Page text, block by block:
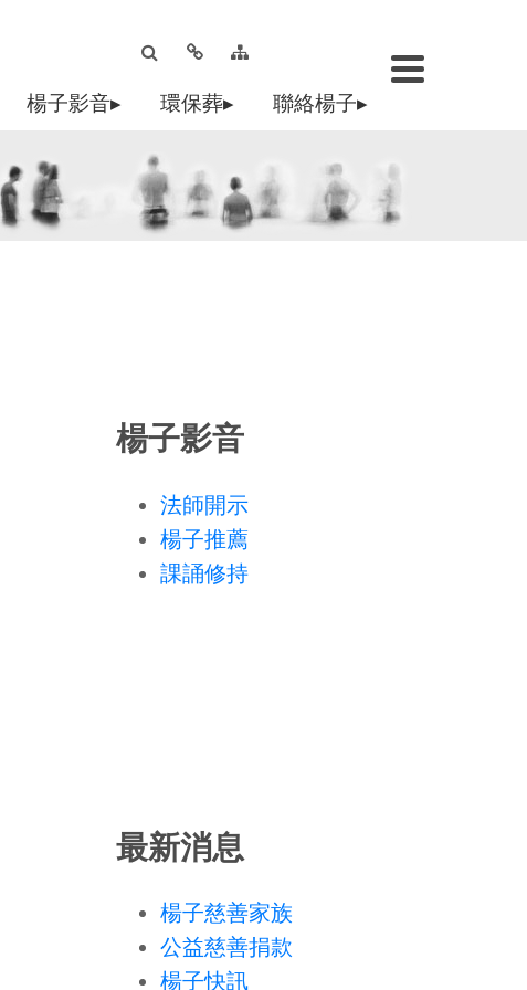
楊子影音▸ 環保葬▸ 聯絡楊子▸
楊子影音
法師開示
楊子推薦
課誦修持
最新消息
楊子慈善家族
公益慈善捐款
楊子快訊